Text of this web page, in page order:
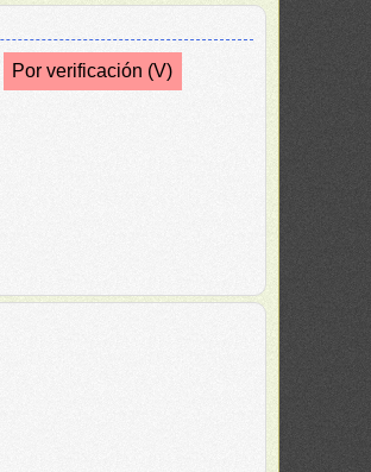
Por verificación (V)